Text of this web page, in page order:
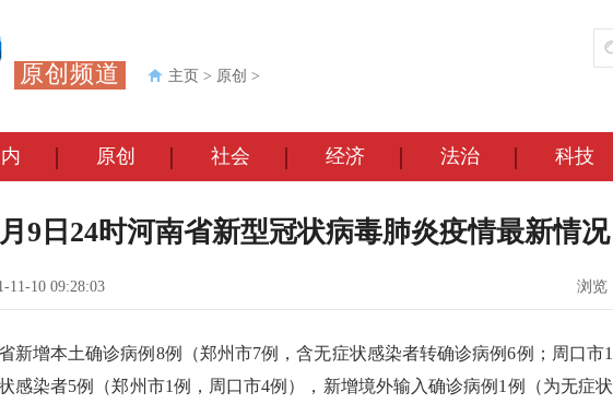
原创频道 主页 > 原创 >
原创 社会 经济 法治 科技
9日24时河南省新型冠状病毒肺炎疫情最新情况
11-10 09:28:03 浏览
新增本土确诊病例8例（郑州市7例，含无症状感染者转确诊病例6例；周口市1
感染者5例（郑州市1例，周口市4例），新增境外输入确诊病例1例（为无症状